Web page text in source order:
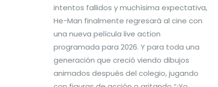
intentos fallidos y muchísima expectativa,
He-Man finalmente regresará al cine con
una nueva película live action
programada para 2026. Y para toda una
generación que creció viendo dibujos
animados después del colegio, jugando